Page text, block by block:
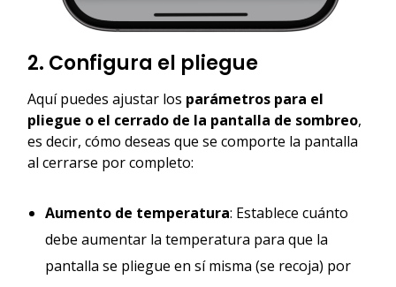
2. Configura el pliegue
Aquí puedes ajustar los parámetros para el
pliegue o el cerrado de la pantalla de sombreo,
es decir, cómo deseas que se comporte la pantalla
al cerrarse por completo:
Aumento de temperatura: Establece cuánto
debe aumentar la temperatura para que la
pantalla se pliegue en sí misma (se recoja) por